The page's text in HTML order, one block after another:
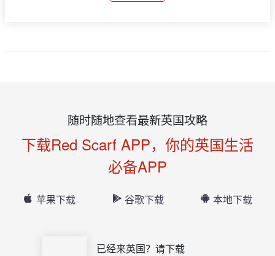
随时随地查看最新英国攻略
下载Red Scarf APP，你的英国生活
必备APP
苹果下载 谷歌下载 本地下载
已经来英国？请下载